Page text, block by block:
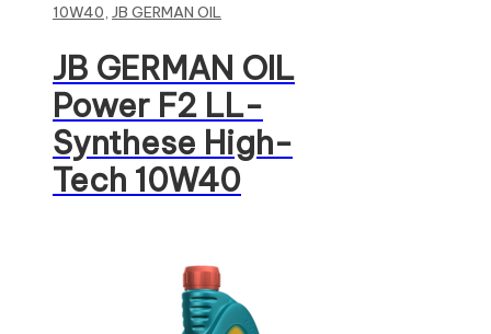
10W40 JB GERMAN OIL
JB GERMAN OIL
Power F2 LL-
Synthese High-
Tech 10W40